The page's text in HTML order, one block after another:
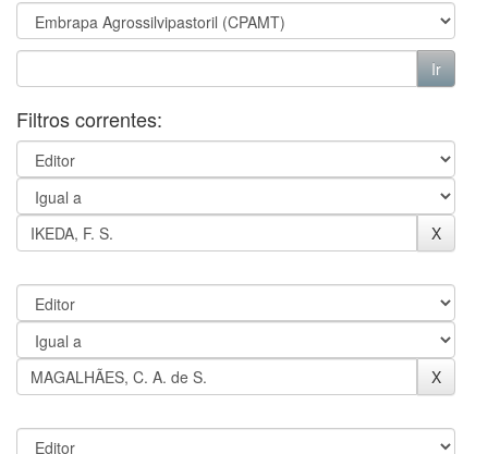
Filtros correntes: